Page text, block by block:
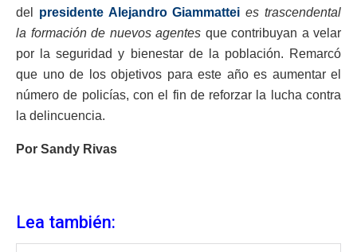
del presidente Alejandro Giammattei es trascendental
la formación de nuevos agentes que contribuyan a velar
por la seguridad y bienestar de la población. Remarcó
que uno de los objetivos para este año es aumentar el
número de policías, con el fin de reforzar la lucha contra
la delincuencia.
Por Sandy Rivas
Lea también: